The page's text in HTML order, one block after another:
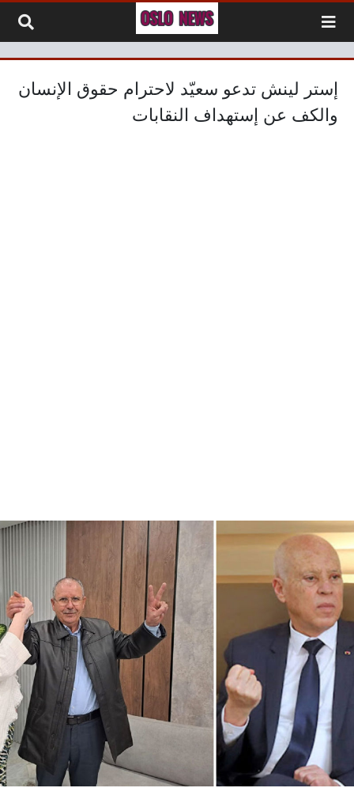
إستر لينش تدعو سعيّد لاحترام حقوق الإنسان
والكف عن إستهداف النقابات